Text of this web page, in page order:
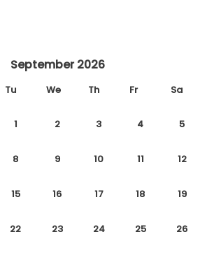
September 2026
Tu We Th Fr Sa
1 2 3 4 5
8 9 10 11 12
15 16 17 18 19
22 23 24 25 26